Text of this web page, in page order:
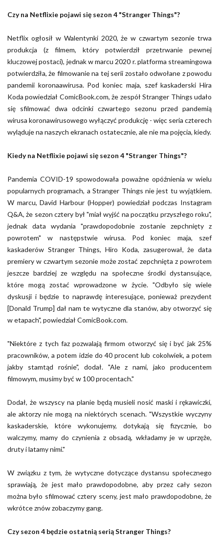
Czy na Netflixie pojawi się sezon 4 "Stranger Things"?
Netflix ogłosił w Walentynki 2020, że w czwartym sezonie trwa
produkcja (z filmem, który potwierdził przetrwanie pewnej
kluczowej postaci), jednak w marcu 2020 r. platforma streamingowa
potwierdziła, że filmowanie na tej serii zostało odwołane z powodu
pandemii koronaawirusa. Pod koniec maja, szef kaskaderski Hira
Koda powiedział ComicBook.com, że zespół Stranger Things udało
się sfilmować dwa odcinki czwartego sezonu przed pandemią
wirusa koronawirusowego wyłączyć produkcję - więc seria czterech
wyląduje na naszych ekranach ostatecznie, ale nie ma pojęcia, kiedy.
Kiedy na Netflixie pojawi się sezon 4 "Stranger Things"?
Pandemia COVID-19 spowodowała poważne opóźnienia w wielu
popularnych programach, a Stranger Things nie jest tu wyjątkiem.
W marcu, David Harbour (Hopper) powiedział podczas Instagram
Q&A, że sezon cztery był "miał wyjść na początku przyszłego roku",
jednak data wydania "prawdopodobnie zostanie zepchnięty z
powrotem" w następstwie wirusa. Pod koniec maja, szef
kaskaderów Stranger Things, Hiro Koda, zasugerował, że data
premiery w czwartym sezonie może zostać zepchnięta z powrotem
jeszcze bardziej ze względu na społeczne środki dystansujące,
które mogą zostać wprowadzone w życie. "Odbyło się wiele
dyskusji i będzie to naprawdę interesujące, ponieważ prezydent
[Donald Trump] dał nam te wytyczne dla stanów, aby otworzyć się
w etapach", powiedział ComicBook.com.
"Niektóre z tych faz pozwalają firmom otworzyć się i być jak 25%
pracowników, a potem idzie do 40 procent lub cokolwiek, a potem
jakby stamtąd rośnie", dodał. "Ale z nami, jako producentem
filmowym, musimy być w 100 procentach."
Dodał, że wszyscy na planie będą musieli nosić maski i rękawiczki,
ale aktorzy nie mogą na niektórych scenach. "Wszystkie wyczyny
kaskaderskie, które wykonujemy, dotykają się fizycznie, bo
walczymy, mamy do czynienia z obsadą, wkładamy je w uprzęże,
druty i latamy nimi."
W związku z tym, że wytyczne dotyczące dystansu społecznego
sprawiają, że jest mało prawdopodobne, aby przez cały sezon
można było sfilmować cztery sceny, jest mało prawdopodobne, że
wkrótce znów zobaczymy gang.
Czy sezon 4 będzie ostatnią seriąStranger Things?